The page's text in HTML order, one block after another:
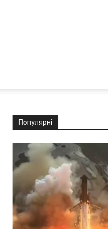
Популярні